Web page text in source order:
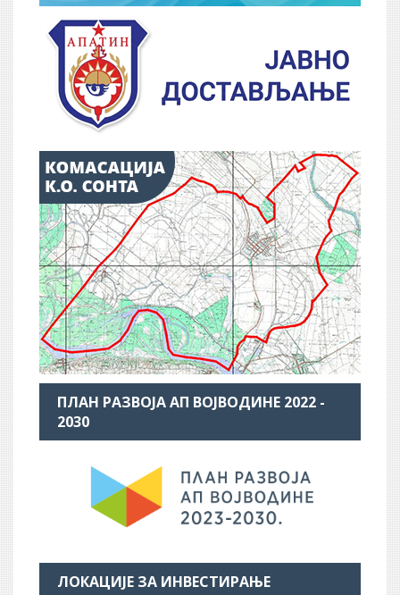
ПЛАН РАЗВОЈА АП ВОЈВОДИНЕ 2022 -
2030
ЛОКАЦИЈЕ ЗА ИНВЕСТИРАЊЕ